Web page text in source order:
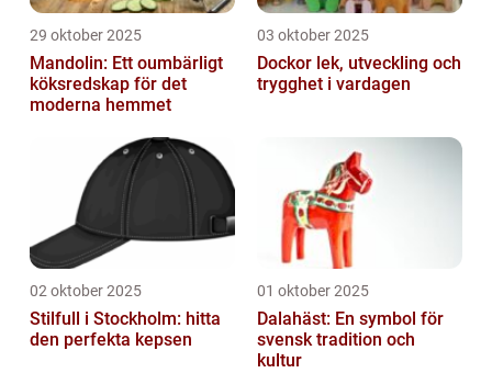
29 oktober 2025
Mandolin: Ett oumbärligt
köksredskap för det
moderna hemmet
03 oktober 2025
Dockor lek, utveckling och
trygghet i vardagen
02 oktober 2025
Stilfull i Stockholm: hitta
den perfekta kepsen
01 oktober 2025
Dalahäst: En symbol för
svensk tradition och
kultur